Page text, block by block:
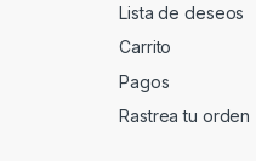
Lista de deseos
Carrito
Pagos
Rastrea tu orden